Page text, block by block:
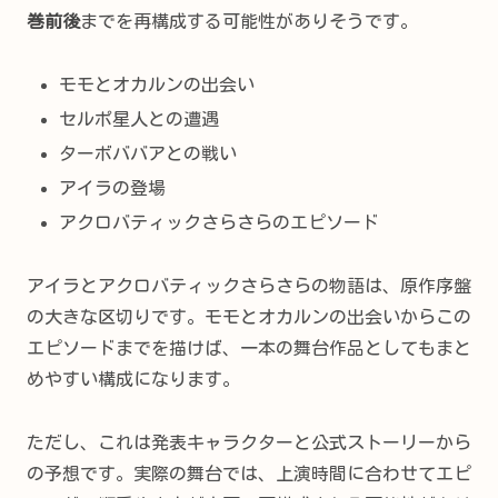
巻前後までを再構成する可能性がありそうです。
モモとオカルンの出会い
セルポ星人との遭遇
ターボババアとの戦い
アイラの登場
アクロバティックさらさらのエピソード
アイラとアクロバティックさらさらの物語は、原作序盤
の大きな区切りです。モモとオカルンの出会いからこの
エピソードまでを描けば、一本の舞台作品としてもまと
めやすい構成になります。
ただし、これは発表キャラクターと公式ストーリーから
の予想です。実際の舞台では、上演時間に合わせてエピ